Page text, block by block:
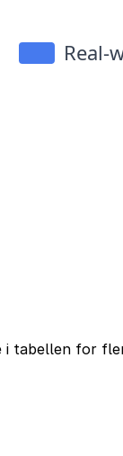
i tabellen for